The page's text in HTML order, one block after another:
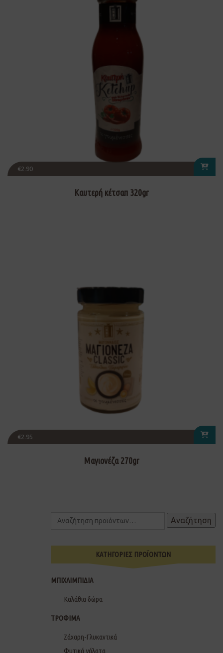
€2.90
Καυτερή κέτσαπ 320gr
€2.95
Μαγιονέζα 270gr
Αναζήτηση
ΚΑΤΗΓΟΡΙΕΣ ΠΡΟΪΟΝΤΩΝ
ΜΠΙΧΛΙΜΠΙΔΙΑ
Καλάθια δώρα
ΤΡΟΦΙΜΑ
Ζάχαρη-Γλυκαντικά
Φυτικά γάλατα